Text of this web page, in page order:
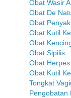
Obat Wasir
Obat De
Obat
Obat Kutil
Obat
Obat Sipilis
Obat Herpes
Obat Kutil
Tongkat
Pengobatan